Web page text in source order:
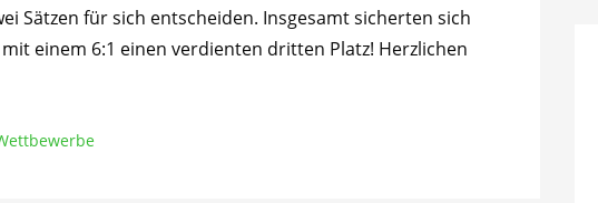
Sätzen für sich entscheiden. Insgesamt sicherten sich
einem 6:1 einen verdienten dritten Platz! Herzlichen